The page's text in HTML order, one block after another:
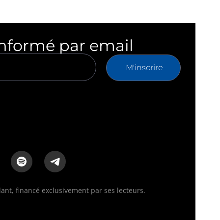
par email
M'inscrire
financé exclusivement par ses lecteurs.